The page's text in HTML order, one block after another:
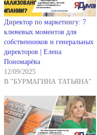
Директор по маркетингу: 7
ключевых моментов для
собственников и генеральных
директоров | Елена
Пономарёва
12/09/2025
В "БУРМАГИНА ТАТЬЯНА"